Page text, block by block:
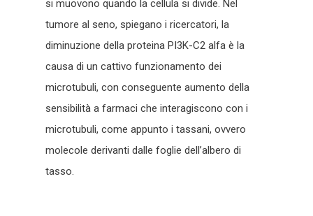
si muovono quando la cellula si divide. Nel
tumore al seno, spiegano i ricercatori, la
diminuzione della proteina PI3K-C2 alfa è la
causa di un cattivo funzionamento dei
microtubuli, con conseguente aumento della
sensibilità a farmaci che interagiscono con i
microtubuli, come appunto i tassani, ovvero
molecole derivanti dalle foglie dell’albero di
tasso.